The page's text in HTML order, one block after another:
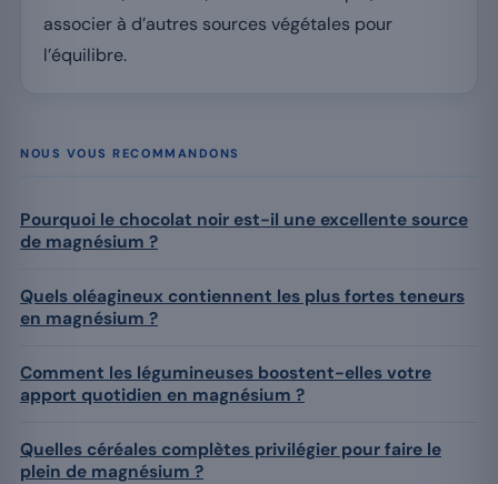
associer à d’autres sources végétales pour
l’équilibre.
NOUS VOUS RECOMMANDONS
Pourquoi le chocolat noir est-il une excellente source
de magnésium ?
Quels oléagineux contiennent les plus fortes teneurs
en magnésium ?
Comment les légumineuses boostent-elles votre
apport quotidien en magnésium ?
Quelles céréales complètes privilégier pour faire le
plein de magnésium ?